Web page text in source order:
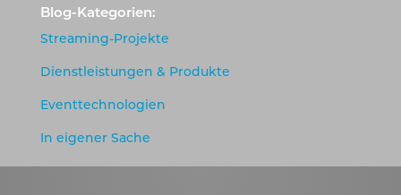
Blog-Kategorien:
Streaming-Projekte
Dienstleistungen & Produkte
Eventtechnologien
In eigener Sache